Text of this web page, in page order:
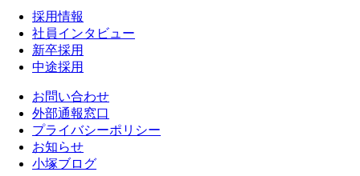
採用情報
社員インタビュー
新卒採用
中途採用
お問い合わせ
外部通報窓口
プライバシーポリシー
お知らせ
小塚ブログ